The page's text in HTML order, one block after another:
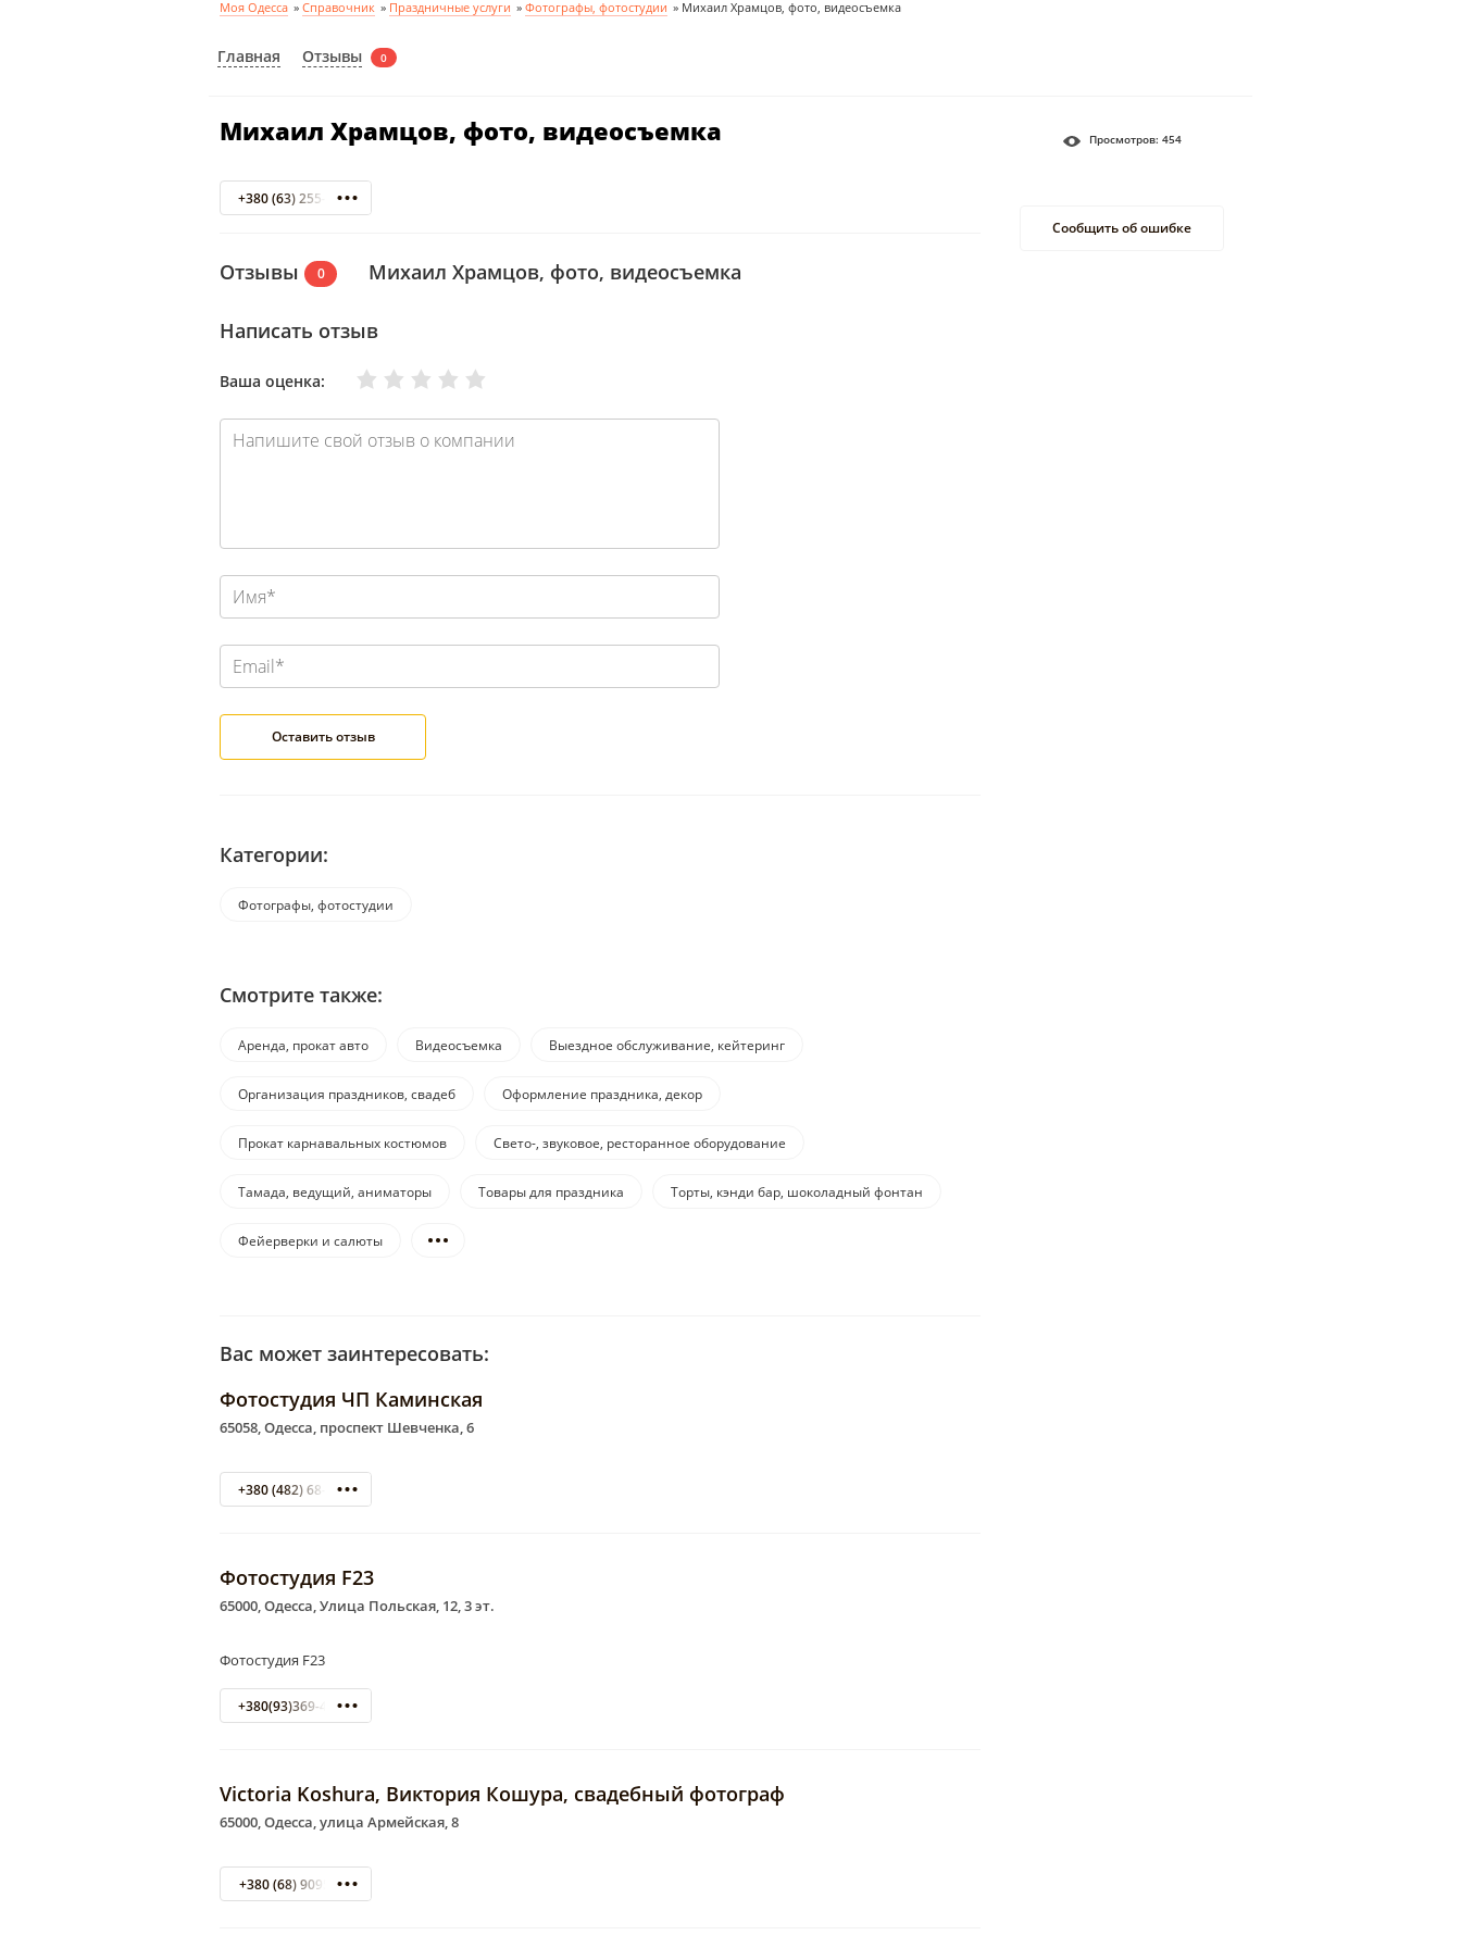
Моя Одесса » Справочник » Праздничные услуги » Фотографы, фотостудии » Михаил Храмцов, фото, видеосъемка
Главная Отзывы 0
Михаил Храмцов, фото, видеосъемка
+380 (63) 255-30-18
Отзывы 0 Михаил Храмцов, фото, видеосъемка
Написать отзыв
Ваша оценка: Отлично
Хорошо
Нормально
Плохо
Очень плохо
Категории:
Фотографы, фотостудии
Смотрите также:
Аренда, прокат авто Видеосъемка Выездное обслуживание, кейтеринг
Организация праздников, свадеб Оформление праздника, декор
Прокат карнавальных костюмов Свето-, звуковое, ресторанное оборудование
Тамада, ведущий, аниматоры Товары для праздника Торты, кэнди бар, шоколадный фонтан
Фейерверки и салюты
Вас может заинтересовать:
Фотостудия ЧП Каминская
65058, Одесса, проспект Шевченка, 6
+380 (482) 68-29-93
Фотостудия F23
65000, Одесса, Улица Польская, 12, 3 эт.
Фотостудия F23
+380(93)369-46-73
Victoria Koshura, Виктория Кошура, свадебный фотограф
65000, Одесса, улица Армейская, 8
+380 (68) 9095443
Просмотров: 454
Сообщить об ошибке